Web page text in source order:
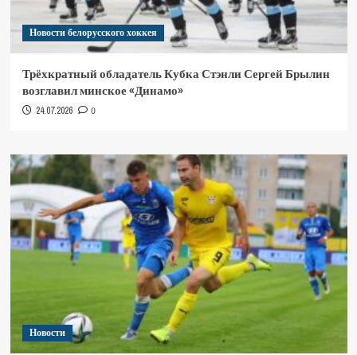
Новости белорусского хоккея
Трёхкратный обладатель Кубка Стэнли Сергей Брылин
возглавил минское «Динамо»
24.07.2026 0
Новости